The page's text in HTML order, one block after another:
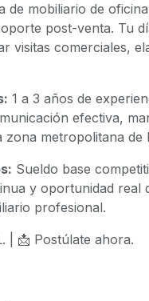
de mobiliario de
post-venta. Tu
visitas comerciales,
1 a 3 años de
efectiva,
zona metropolitana de
Sueldo base
y oportunidad real
profesional.
| 📩 Postúlate ahora.